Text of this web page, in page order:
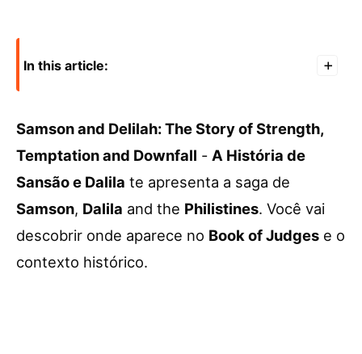
In this article: +
Samson and Delilah: The Story of Strength,
Temptation and Downfall - A História de
Sansão e Dalila te apresenta a saga de
Samson, Dalila and the Philistines. Você vai
descobrir onde aparece no Book of Judges e o
contexto histórico.